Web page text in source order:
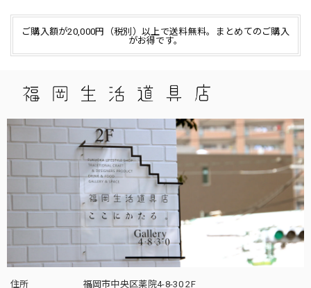
ご購入額が20,000円（税別）以上で送料無料。まとめてのご購入
がお得です。
住所
福岡市中央区薬院4-8-30 2F